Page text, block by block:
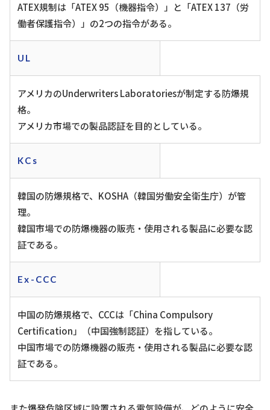
ATEX規制は「ATEX 95（機器指令）」と「ATEX 137（労
働者保護指令）」の2つの指令がある。
UL
アメリカのUnderwriters Laboratoriesが制定する防爆規
格。
アメリカ市場での製品認証を目的としている。
KCs
韓国の防爆規格で、KOSHA（韓国労働安全衛生庁）が管
理。
韓国市場での防爆機器の販売・使用される製品に必要な認
証である。
Ex-CCC
中国の防爆規格で、CCCは「China Compulsory
Certification」（中国強制認証）を指している。
中国市場での防爆機器の販売・使用される製品に必要な認
証である。